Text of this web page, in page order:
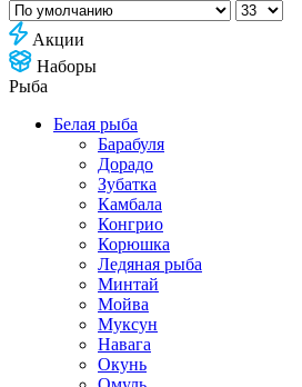
Акции
Наборы
Рыба
Белая рыба
Барабуля
Дорадо
Зубатка
Камбала
Конгрио
Корюшка
Ледяная рыба
Минтай
Мойва
Муксун
Навага
Окунь